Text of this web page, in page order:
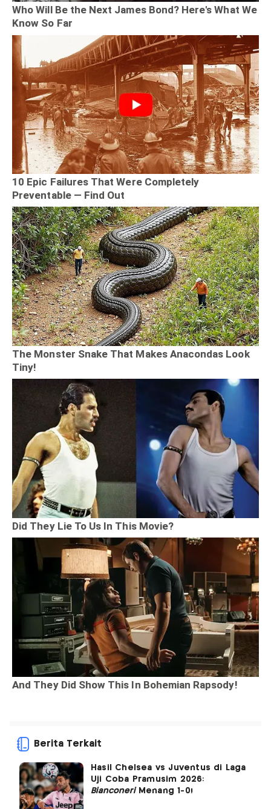
Berita Terkait
Hasil Chelsea vs Juventus di Laga
Uji Coba Pramusim 2026:
BianconeriMenang 1-0!